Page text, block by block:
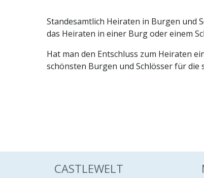
Standesamtlich Heiraten in Burgen und
das Heiraten in einer Burg oder einem
Hat man den Entschluss zum Heiraten
schönsten Burgen und Schlösser für
CASTLEWELT